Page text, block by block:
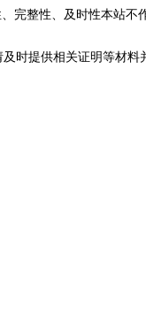
完整性、及时性本站不
时提供相关证明等材料